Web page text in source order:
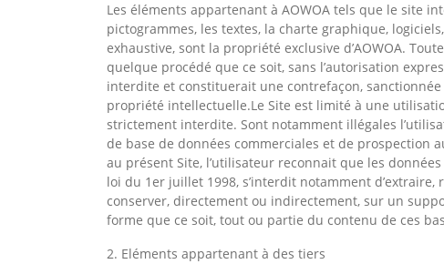
Les éléments appartenant à AOWOA tels que le site
pictogrammes, les textes, la charte graphique,
exhaustive, sont la propriété exclusive d’AOWOA.
quelque procédé que ce soit, sans l’autorisation
interdite et constituerait une contrefaçon,
propriété intellectuelle.Le Site est limité à une
strictement interdite. Sont notamment illégales
de base de données commerciales et de prospection
au présent Site, l’utilisateur reconnait que les
loi du 1er juillet 1998, s’interdit notamment
conserver, directement ou indirectement, sur un
forme que ce soit, tout ou partie du contenu de ces
2. Eléments appartenant à des tiers